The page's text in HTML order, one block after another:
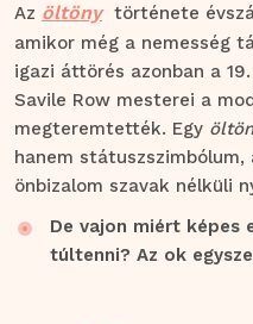
Az öltönytörténete
amikor még a nemesség
igazi áttörés azonban a
Savile Row mesterei a
megteremtették. Egy
hanem
önbizalom szavak nélküli
De vajon miért képes
túltenni? Az ok